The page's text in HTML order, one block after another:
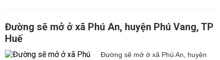
Đường sẽ mở ở xã Phú An, huyện Phú Vang, TP
Huế
Đường sẽ mở ở xã Phú An, huyện